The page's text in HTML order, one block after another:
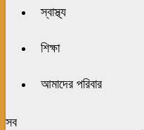
স্বাস্থ্য
শিক্ষা
আমাদের পরিবার
সব